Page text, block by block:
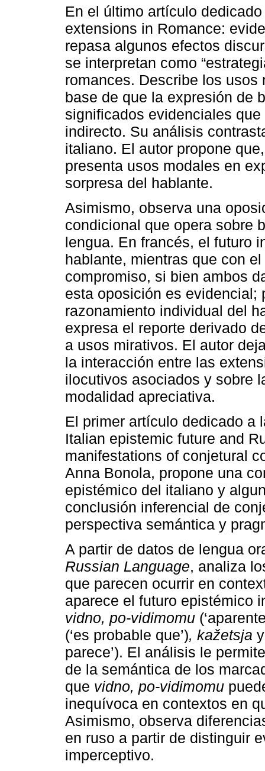
En el último artículo
extensions in Romance:
repasa algunos efectos
se interpretan como
romances. Describe los
base de que la expresión de
significados evidenciales
indirecto. Su análisis
italiano. El autor propone
presenta usos modales en
sorpresa del hablante.
Asimismo, observa una
condicional que opera sobre
lengua. En francés, el futuro
hablante, mientras que con
compromiso, si bien ambos
esta oposición es evidencial;
razonamiento individual del
expresa el reporte derivado
a usos mirativos. El autor
la interacción entre las
ilocutivos asociados y sobre
modalidad apreciativa.
El primer artículo dedicado a
Italian epistemic future and
manifestations of conjetural
Anna Bonola, propone una
epistémico del italiano y
conclusión inferencial de
perspectiva semántica y
A partir de datos de lengua
Russian Language, analiza
que parecen ocurrir en
aparece el futuro epistémico
vidno, po-vidimomu
(‘es probable que’), kažetsja
parece’). El análisis le
de la semántica de los
que vidno, po-vidimomu
inequívoca en contextos en
Asimismo, observa
en ruso a partir de distinguir
imperceptivo.